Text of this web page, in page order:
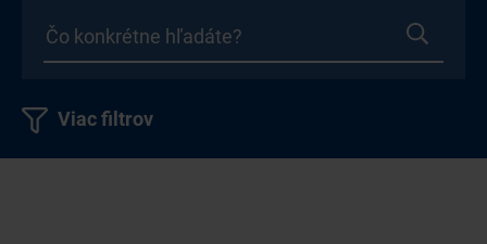
Viac filtrov